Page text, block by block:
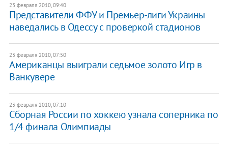
23 февраля 2010, 09:40
Представители ФФУ и Премьер-лиги Украины
наведались в Одессу с проверкой стадионов
23 февраля 2010, 07:50
Американцы выиграли седьмое золото Игр в
Ванкувере
23 февраля 2010, 07:10
Сборная России по хоккею узнала соперника по
1/4 финала Олимпиады